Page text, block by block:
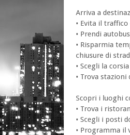
Arriva a
• Evita il
• Prendi
• Risparmia
chiusure di
• Scegli la
• Trova
Scopri i luoghi
• Trova i
• Scegli i posti
• Programma il